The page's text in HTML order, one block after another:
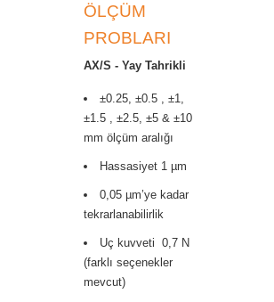
ÖLÇÜM
PROBLARI
AX/S - Yay Tahrikli
±0.25, ±0.5 , ±1,
±1.5 , ±2.5, ±5 & ±10
mm ölçüm aralığı
Hassasiyet 1 µm
0,05 µm’ye kadar
tekrarlanabilirlik
Uç kuvveti 0,7 N
(farklı seçenekler
mevcut)